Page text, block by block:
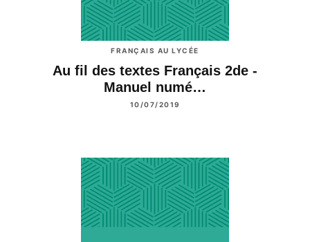
FRANÇAIS AU LYCÉE
Au fil des textes Français 2de -
Manuel numé…
10/07/2019